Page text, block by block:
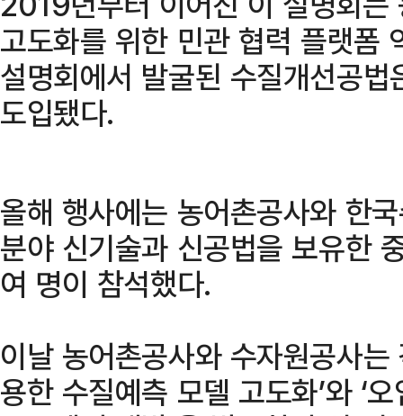
고도화를 위한 민관 협력 플랫폼
설명회에서 발굴된 수질개선공
도입됐다.
올해 행사에는 농어촌공사와 한
분야 신기술과 신공법을 보유한
여 명이 참석했다.
이날 농어촌공사와 수자원공사
용한 수질예측 모델 고도화’와 ‘